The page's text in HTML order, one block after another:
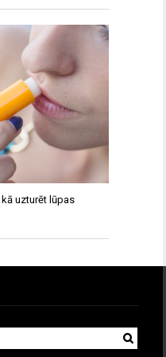
uzturēt lūpas